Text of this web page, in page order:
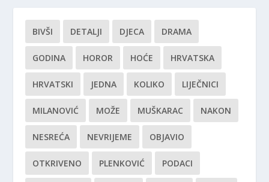
BIVŠI DETALJI DJECA DRAMA
GODINA HOROR HOĆE HRVATSKA
HRVATSKI JEDNA KOLIKO LIJEČNICI
MILANOVIĆ MOŽE MUŠKARAC NAKON
NESREĆA NEVRIJEME OBJAVIO
OTKRIVENO PLENKOVIĆ PODACI